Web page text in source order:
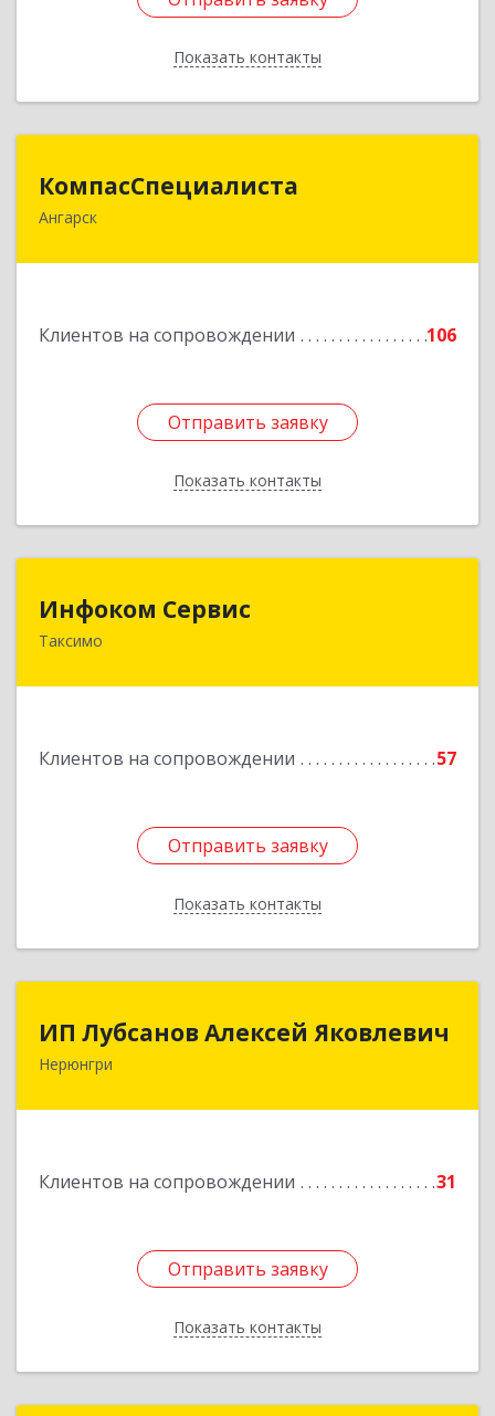
Показать контакты
Назад
КомпасСпециалиста
Ангарск
Клиентов на сопровождении 106
Отправить заявку
Показать контакты
665826, Иркутская обл, Ангарск г, 12А мкр, дом
Отправить заявку
Назад
Инфоком Сервис
Таксимо
Клиентов на сопровождении 57
Отправить заявку
Показать контакты
671560, Республика Бурятия, Муйский р-н, пгт.
Отправить заявку
Назад
ИП Лубсанов Алексей Яковлевич
Нерюнгри
Клиентов на сопровождении 31
Отправить заявку
Показать контакты
ИП Лубсанов Алексей Яковлевич
675002, Амурская область, г. Благовещенск, ул.
Отправить заявку
Назад